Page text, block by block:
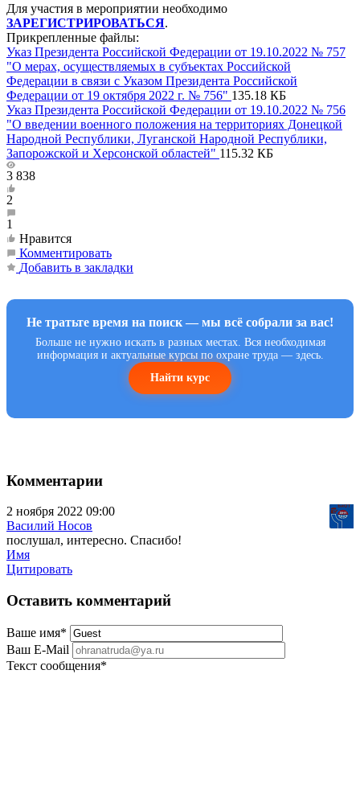
Для участия в мероприятии необходимо
ЗАРЕГИСТРИРОВАТЬСЯ.
Прикрепленные файлы:
Указ Президента Российской Федерации от 19.10.2022 № 757
"О мерах, осуществляемых в субъектах Российской
Федерации в связи с Указом Президента Российской
Федерации от 19 октября 2022 г. № 756" 135.18 КБ
Указ Президента Российской Федерации от 19.10.2022 № 756
"О введении военного положения на территориях Донецкой
Народной Республики, Луганской Народной Республики,
Запорожской и Херсонской областей" 115.32 КБ
3 838
2
1
Нравится
Комментировать
Добавить в закладки
Не тратьте время на поиск — мы всё собрали за вас!
Больше не нужно искать в разных местах. Вся необходимая
информация и актуальные курсы по охране труда — здесь.
Найти курс
Комментарии
2 ноября 2022 09:00
Василий Носов
послушал, интересно. Спасибо!
Имя
Цитировать
Оставить комментарий
Ваше имя*
Ваш E-Mail
Текст сообщения*